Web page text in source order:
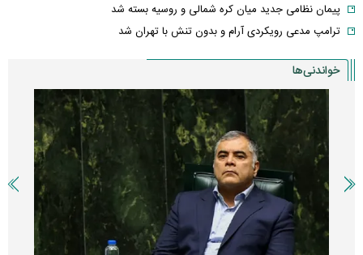
پیمان نظامی جدید میان کره شمالی و روسیه بسته شد
ترامپ مدعی رویکردی آرام و بدون تنش با تهران شد
خواندنی‌ها